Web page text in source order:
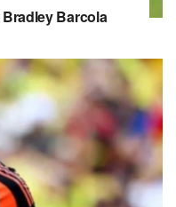
Barcola